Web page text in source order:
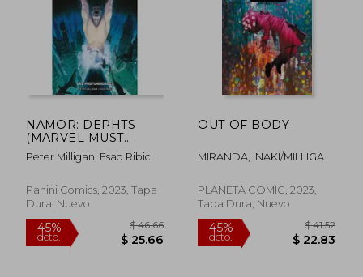
$ 109.28
NAMOR: DEPHTS
(MARVEL MUST
HAVE) - HC: Pasta
Dura en Español
Peter Milligan, Esad Ribic
Panini Comics, 2023, Tapa
Dura, Nuevo
OUT OF BODY
MIRANDA, INAKI/MILLIGAN,
PLANETA COMIC, 2023,
Tapa Dura, Nuevo